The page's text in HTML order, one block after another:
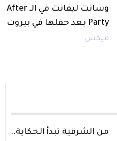
وسانت ليفانت في الـ After
Party بعد حفلها في بيروت
ميكس
من الشرقية تبدأ الحكاية..